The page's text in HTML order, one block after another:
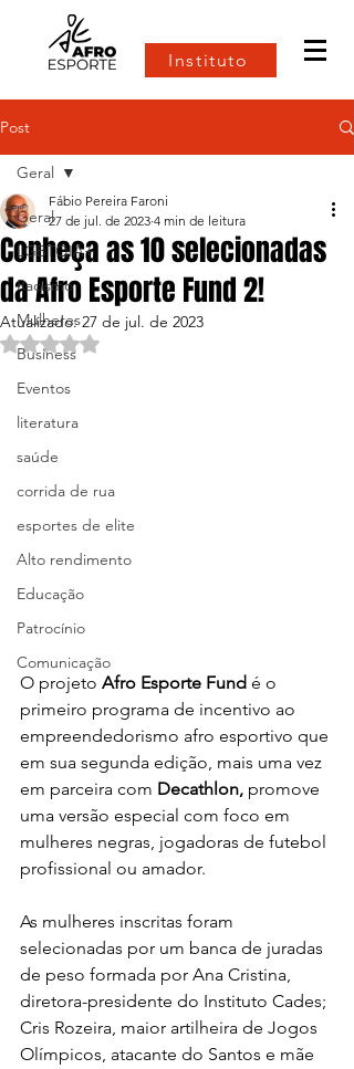
Instituto
Post
Geral
LGBTQIA+
Racismo
Mulheres
Business
Eventos
literatura
saúde
corrida de rua
esportes de elite
Alto rendimento
Educação
Patrocínio
Comunicação
Geral
Conheça as 10 selecionadas
da Afro Esporte Fund 2!
Fábio Pereira Faroni
27 de jul. de 2023 4 min de leitura
Atualizado:27 de jul. de 2023
Avaliado com NaN de 5 estrelas.
O projeto Afro Esporte Fund é o
primeiro programa de incentivo ao
empreendedorismo afro esportivo que
em sua segunda edição, mais uma vez
em parceira com Decathlon, promove
uma versão especial com foco em
mulheres negras, jogadoras de futebol
profissional ou amador.
As mulheres inscritas foram
selecionadas por um banca de juradas
de peso formada por Ana Cristina,
diretora-presidente do Instituto Cades;
Cris Rozeira, maior artilheira de Jogos
Olímpicos, atacante do Santos e mãe